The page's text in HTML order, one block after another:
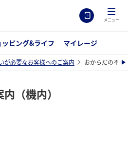
メニュー
ッピング&ライフ マイレージ
が必要なお客様へのご案内 おからだの不自
（機内）